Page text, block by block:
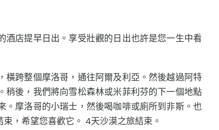
酒店提早日出。享受壯觀的日出也許是您一生中看
橫跨整個摩洛哥，通往阿爾及利亞。然後越過阿特
後，我們將向雪松森林或米菲利芬的下一個地點
。摩洛哥的小瑞士，然後喝咖啡或廁所到非斯。也
，希望您喜歡它。 4天沙漠之旅結束。